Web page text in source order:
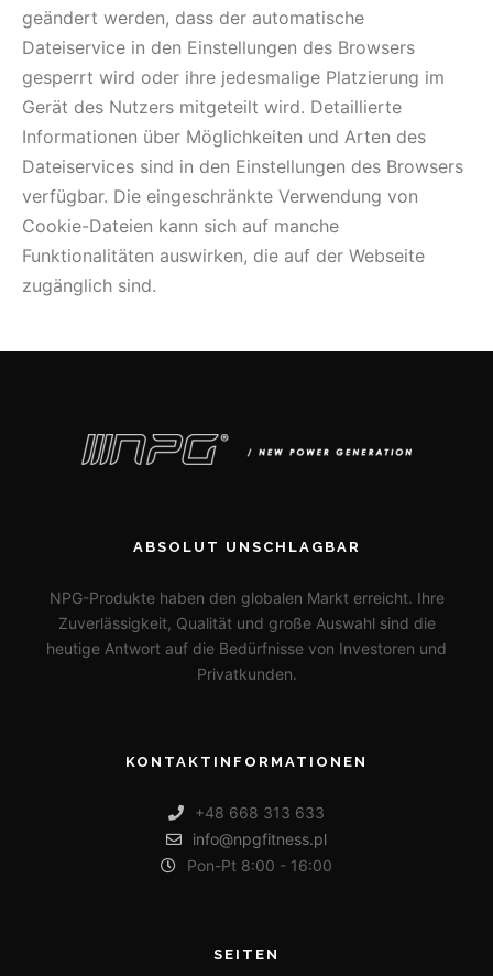
geändert werden, dass der automatische
Dateiservice in den Einstellungen des Browsers
gesperrt wird oder ihre jedesmalige Platzierung im
Gerät des Nutzers mitgeteilt wird. Detaillierte
Informationen über Möglichkeiten und Arten des
Dateiservices sind in den Einstellungen des Browsers
verfügbar. Die eingeschränkte Verwendung von
Cookie-Dateien kann sich auf manche
Funktionalitäten auswirken, die auf der Webseite
zugänglich sind.
ABSOLUT UNSCHLAGBAR
NPG-Produkte haben den globalen Markt erreicht. Ihre
Zuverlässigkeit, Qualität und große Auswahl sind die
heutige Antwort auf die Bedürfnisse von Investoren und
Privatkunden.
KONTAKTINFORMATIONEN
+48 668 313 633
info@npgfitness.pl
Pon-Pt 8:00 - 16:00
SEITEN